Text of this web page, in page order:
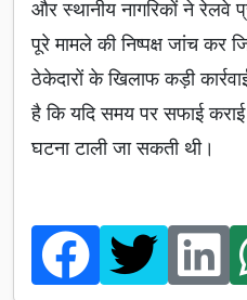
और स्थानीय नागरिकों ने रेलवे
पूरे मामले की निष्पक्ष जांच कर
ठेकेदारों के खिलाफ कड़ी
है कि यदि समय पर सफाई
घटना टाली जा सकती थी।